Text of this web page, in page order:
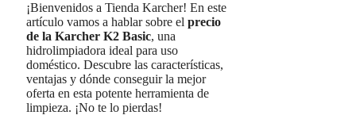
¡Bienvenidos a Tienda Karcher! En este
artículo vamos a hablar sobre el precio
de la Karcher K2 Basic, una
hidrolimpiadora ideal para uso
doméstico. Descubre las características,
ventajas y dónde conseguir la mejor
oferta en esta potente herramienta de
limpieza. ¡No te lo pierdas!